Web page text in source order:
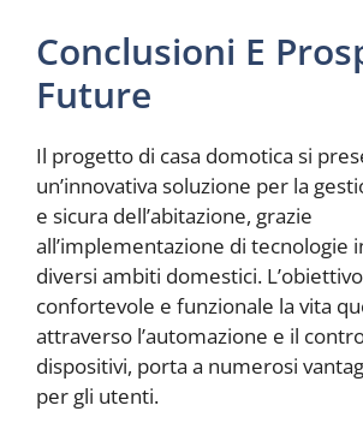
Conclusioni E
Future
Il progetto di casa domotica si
un’innovativa soluzione per la
e sicura dell’abitazione, grazie
all’implementazione di tecnologie
diversi ambiti domestici.
confortevole e funzionale la vita
attraverso l’automazione e il
dispositivi, porta a numerosi
per gli utenti.